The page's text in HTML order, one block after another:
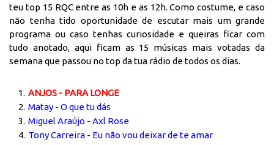
teu top 15 RQC entre as 10h e as 12h. Como costume, e caso
não tenha tido oportunidade de escutar mais um grande
programa ou caso tenhas curiosidade e queiras ficar com
tudo anotado, aqui ficam as 15 músicas mais votadas da
semana que passou no top da tua rádio de todos os dias.
ANJOS - PARA LONGE
Matay - O que tu dás
Miguel Araújo - Axl Rose
Tony Carreira - Eu não vou deixar de te amar